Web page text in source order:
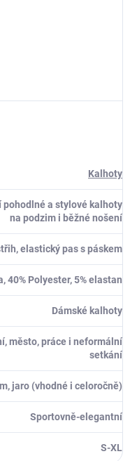
Kalhoty
pohodlné a stylové kalhoty
na podzim i běžné nošení
elastický pas s páskem
40% Polyester, 5% elastan
Dámské kalhoty
město, práce i neformální
setkání
jaro (vhodné i celoročně)
Sportovně-elegantní
S-XL